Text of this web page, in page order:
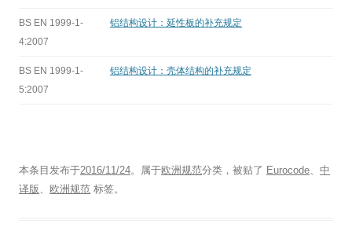
BS EN 1999-1-
4:2007
铝结构设计：延性板的补充规定
BS EN 1999-1-
5:2007
铝结构设计：壳体结构的补充规定
本条目发布于2016/11/24。属于欧洲规范分类，被贴了 Eurocode
中
译版
欧洲规范 标签。